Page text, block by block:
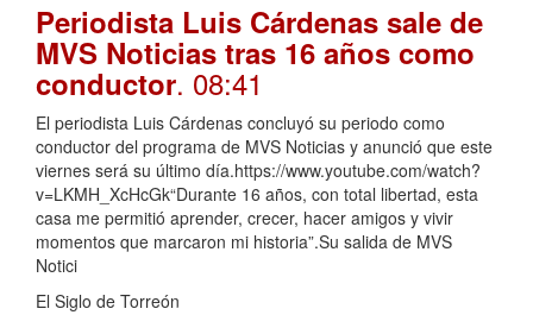
Periodista Luis Cárdenas sale de
MVS Noticias tras 16 años como
conductor. 08:41
El periodista Luis Cárdenas concluyó su periodo como
conductor del programa de MVS Noticias y anunció que este
viernes será su último día.https://www.youtube.com/watch?
v=LKMH_XcHcGk“Durante 16 años, con total libertad, esta
casa me permitió aprender, crecer, hacer amigos y vivir
momentos que marcaron mi historia”.Su salida de MVS
Notici
El Siglo de Torreón